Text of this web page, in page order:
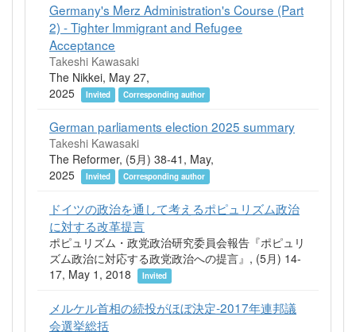
Germany's Merz Administration's Course (Part
2) - Tighter Immigrant and Refugee
Acceptance
Takeshi Kawasaki
The Nikkei, May 27,
2025
Invited Corresponding author
German parliaments election 2025 summary
Takeshi Kawasaki
The Reformer, (5月) 38-41, May,
2025
Invited Corresponding author
ドイツの政治を通して考えるポピュリズム政治
に対する改革提言
ポピュリズム・政党政治研究委員会報告『ポピュリ
ズム政治に対応する政党政治への提言』, (5月) 14-
17, May 1, 2018
Invited
メルケル首相の続投がほぼ決定‐2017年連邦議
会選挙総括